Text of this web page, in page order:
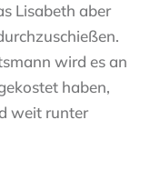
Lisabeth aber
wird es an
haben,
weit runter